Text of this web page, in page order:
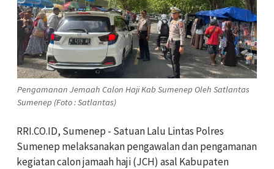
Pengamanan Jemaah Calon Haji Kab Sumenep Oleh Satlantas
Sumenep (Foto : Satlantas)
RRI.CO.ID, Sumenep - Satuan Lalu Lintas Polres
Sumenep melaksanakan pengawalan dan pengamanan
kegiatan calon jamaah haji (JCH) asal Kabupaten